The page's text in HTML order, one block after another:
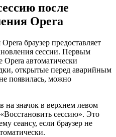
после
Opera
браузер предоставляет
сессии. Первым
автоматически
открытые перед аварийным
появилась, можно
на значок в верхнем левом
сессию». Это
сеансу, если браузер не